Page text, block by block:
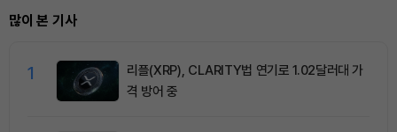
많이 본 기사
1
리플(XRP), CLARITY법 연기로 1.02달러대 가
격 방어 중